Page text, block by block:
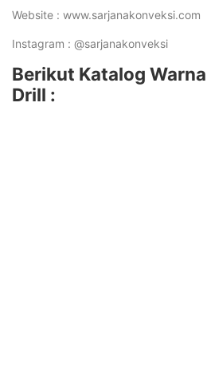
Website : www.sarjanakonveksi.com
Instagram : @sarjanakonveksi
Berikut Katalog
Drill :